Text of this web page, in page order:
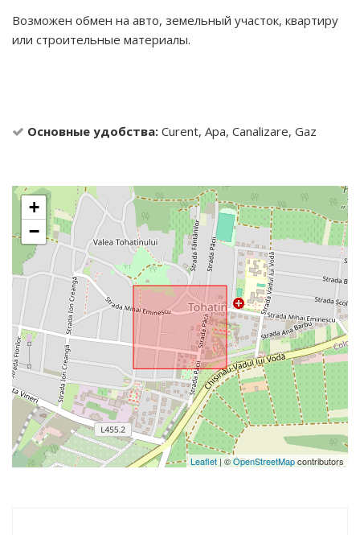
Возможен обмен на авто, земельный участок, квартиру
или строительные материалы.
Основные удобства: Curent, Apa, Canalizare, Gaz
+
−
Leaflet | ©OpenStreetMapcontributors